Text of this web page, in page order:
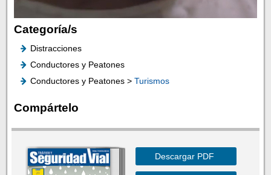
Categoría/s
Distracciones
Conductores y Peatones
Conductores y Peatones > Turismos
Compártelo
Descargar PDF